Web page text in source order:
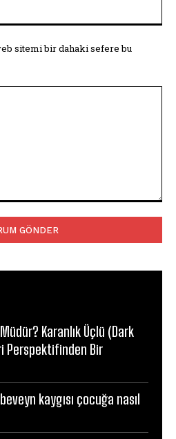
sitemi bir dahaki sefere bu
Karanlık Üçlü (Dark
Perspektifinden Bir
kaygısı çocuğa nasıl